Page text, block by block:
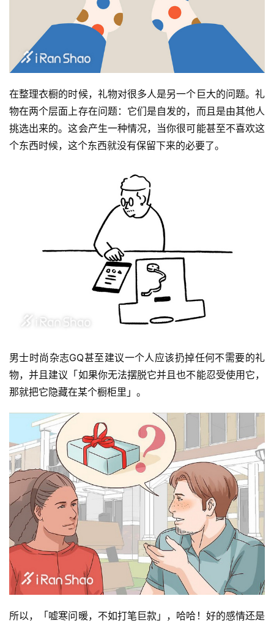
在整理衣橱的时候，礼物对很多人是另一个巨大的问题。礼
物在两个层面上存在问题：它们是自发的，而且是由其他人
挑选出来的。这会产生一种情况，当你很可能甚至不喜欢这
个东西时候，这个东西就没有保留下来的必要了。
男士时尚杂志GQ甚至建议一个人应该扔掉任何不需要的礼
物，并且建议 「如果你无法摆脱它并且也不能忍受使用它，
那就把它隐藏在某个橱柜里 」 。
所以，「嘘寒问暖，不如打笔巨款」，哈哈！好的感情还是